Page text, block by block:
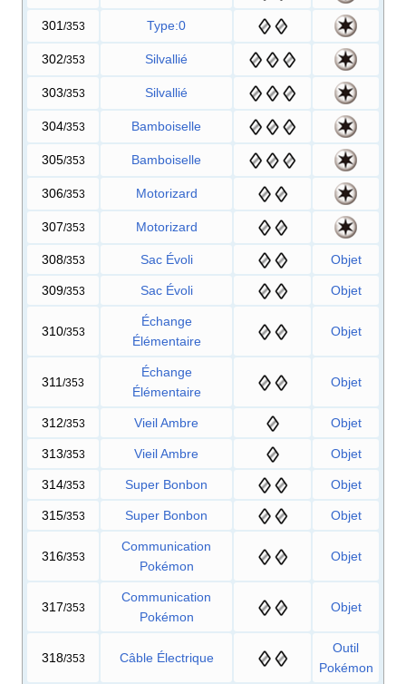
301 /353 Type:0
302/353 Silvallié
303/353 Silvallié
304/353 Bamboiselle
305/353 Bamboiselle
306/353 Motorizard
307/353 Motorizard
308/353 Sac Évoli Objet
309/353 Sac Évoli Objet
310/353
Échange
Élémentaire
Objet
311 /353
Échange
Élémentaire
Objet
312/353 Vieil Ambre Objet
313/353 Vieil Ambre Objet
314/353 Super Bonbon Objet
315/353 Super Bonbon Objet
316/353
Communication
Pokémon
Objet
317/353
Communication
Pokémon
Objet
318/353 Câble Électrique
Outil
Pokémon